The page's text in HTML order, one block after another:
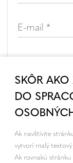
SKÔR
DO
Ak navštívite
vytvorí malý
Ak rovnakú